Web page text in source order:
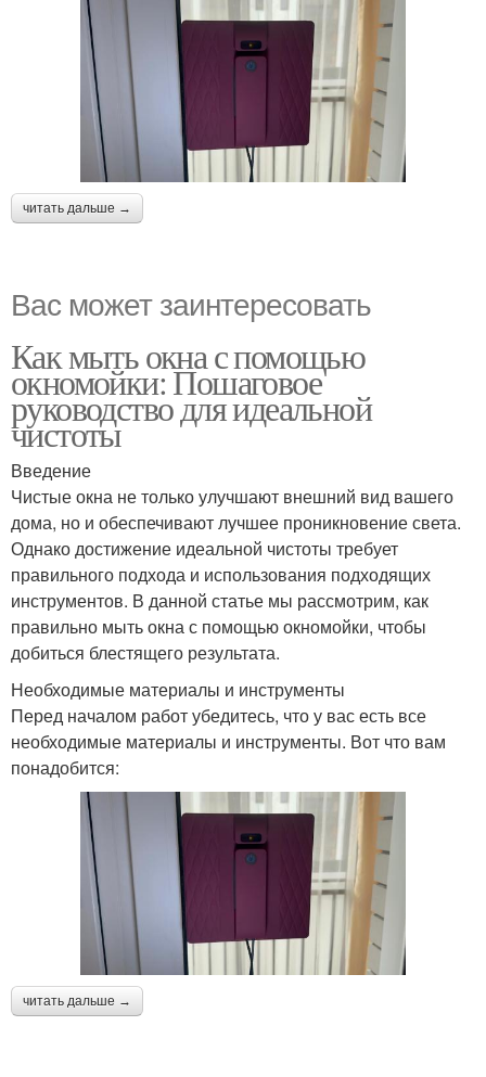
читать дальше →
Вас может заинтересовать
Как мыть окна с помощью
окномойки: Пошаговое
руководство для идеальной
чистоты
Введение
Чистые окна не только улучшают внешний вид вашего
дома, но и обеспечивают лучшее проникновение света.
Однако достижение идеальной чистоты требует
правильного подхода и использования подходящих
инструментов. В данной статье мы рассмотрим, как
правильно мыть окна с помощью окномойки, чтобы
добиться блестящего результата.
Необходимые материалы и инструменты
Перед началом работ убедитесь, что у вас есть все
необходимые материалы и инструменты. Вот что вам
понадобится:
читать дальше →